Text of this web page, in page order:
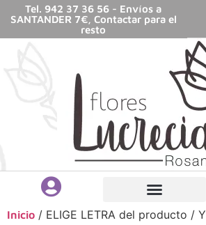
Tel. 942 37 36 56 - Envíos a
SANTANDER 7€, Contactar para el
resto
Inicio / ELIGE LETRA del producto / Y